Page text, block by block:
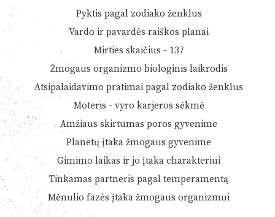
Pyktis pagal zodiako ženklus
Vardo ir pavardės raiškos planai
Mirties skaičius - 137
Žmogaus organizmo biologinis laikrodis
Atsipalaidavimo pratimai pagal zodiako ženklus
Moteris - vyro karjeros sėkmė
Amžiaus skirtumas poros gyvenime
Planetų įtaka žmogaus gyvenime
Gimimo laikas ir jo įtaka charakteriui
Tinkamas partneris pagal temperamentą
Mėnulio fazės įtaka žmogaus organizmui